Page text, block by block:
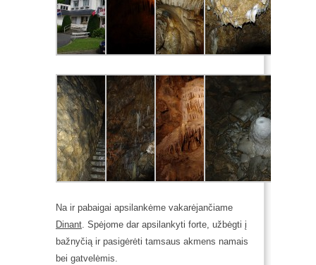
Na ir pabaigai apsilankėme vakarėjančiame
Dinant. Spėjome dar apsilankyti forte, užbėgti į
bažnyčią ir pasigėrėti tamsaus akmens namais
bei gatvelėmis.